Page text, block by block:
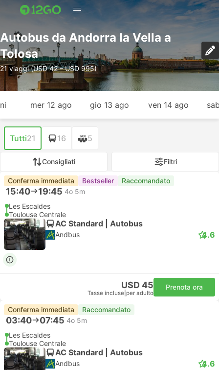
Autobus da Andorra la Vella a
Tolosa
21 viaggi (USD 42 – USD 995)
mer 12 ago gio 13 ago ven 14 ago
Tutti21 16 5
Consigliati Filtri
Conferma immediata Bestseller Raccomandato
15:40 19:45 4o 5m
Les Escaldes
Toulouse Centrale
AC Standard | Autobus
Andbus 4.6
USD 45
Tasse incluse per adulto
Prenota ora
Conferma immediata Raccomandato
03:40 07:45 4o 5m
Les Escaldes
Toulouse Centrale
AC Standard | Autobus
Andbus 4.6